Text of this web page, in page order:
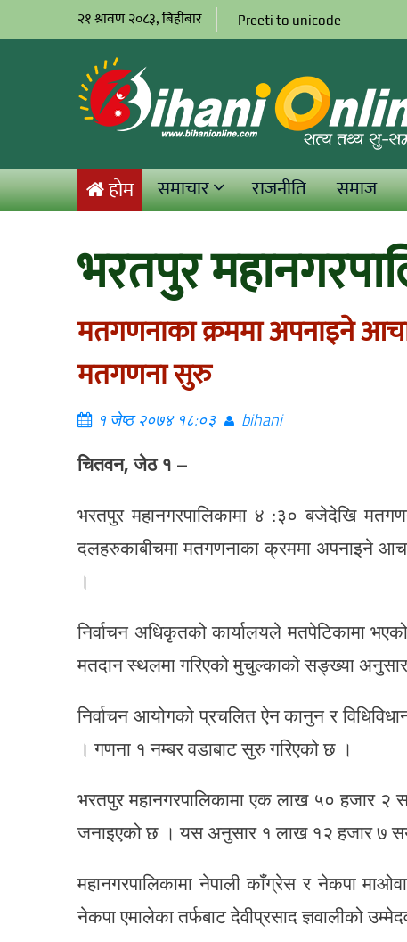
२१ श्रावण २०८३, बिहीबार Preeti to unicode
होम समाचार राजनीति समाज
भरतपुर
मतगणनाका क्रममा अपनाइने
मतगणना सुरु
१ जेष्ठ २०७४ १८:०३ bihani
चितवन, जेठ १ –
भरतपुर महानगरपालिकामा ४ :३० बजेदेखि
दलहरुकाबीचमा मतगणनाका क्रममा अपनाइने
।
निर्वाचन अधिकृतको कार्यालयले मतपेटिकामा
मतदान स्थलमा गरिएको मुचुल्काको सङ्ख्या
निर्वाचन आयोगको प्रचलित ऐन कानुन र
। गणना १ नम्बर वडाबाट सुरु गरिएको छ ।
भरतपुर महानगरपालिकामा एक लाख ५० हजार
जनाइएको छ । यस अनुसार १ लाख १२ हजार ७
महानगरपालिकामा नेपाली काँग्रेस र नेकपा
नेकपा एमालेका तर्फबाट देवीप्रसाद ज्ञवालीको